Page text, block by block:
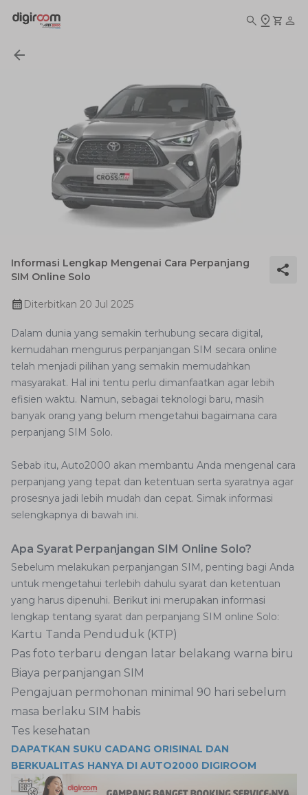
Informasi Lengkap Mengenai Cara Perpanjang
SIM Online Solo
Diterbitkan 20 Jul 2025
Dalam dunia yang semakin terhubung secara digital,
kemudahan mengurus perpanjangan SIM secara online
telah menjadi pilihan yang semakin memudahkan
masyarakat. Hal ini tentu perlu dimanfaatkan agar lebih
efisien waktu. Namun, sebagai teknologi baru, masih
banyak orang yang belum mengetahui bagaimana cara
perpanjang SIM Solo.
Sebab itu, Auto2000 akan membantu Anda mengenal cara
perpanjang yang tepat dan ketentuan serta syaratnya agar
prosesnya jadi lebih mudah dan cepat. Simak informasi
selengkapnya di bawah ini.
Apa Syarat Perpanjangan SIM Online Solo?
Sebelum melakukan perpanjangan SIM, penting bagi Anda
untuk mengetahui terlebih dahulu syarat dan ketentuan
yang harus dipenuhi. Berikut ini merupakan informasi
lengkap tentang syarat dan perpanjang SIM online Solo:
Kartu Tanda Penduduk (KTP)
Pas foto terbaru dengan latar belakang warna biru
Biaya perpanjangan SIM
Pengajuan permohonan minimal 90 hari sebelum
masa berlaku SIM habis
Tes kesehatan
DAPATKAN SUKU CADANG ORISINAL DAN
BERKUALITAS HANYA DI AUTO2000 DIGIROOM